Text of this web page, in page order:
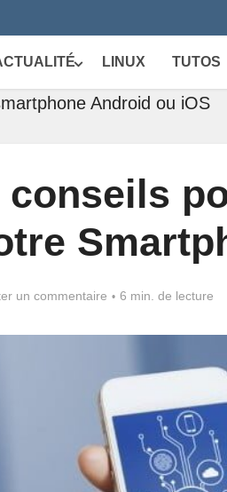
LINUX TUTOS
Android ou iOS
conseils
un commentaire 6 min. de lecture